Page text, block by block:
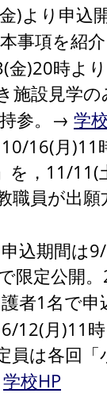
)より申込
事項を
金)20時よ
施設見学
参。→ 学
10/16(月
，11/
職員が出
申込期間は
限定公開
護者1名で
6/12(月)11
員は各回
学校HP